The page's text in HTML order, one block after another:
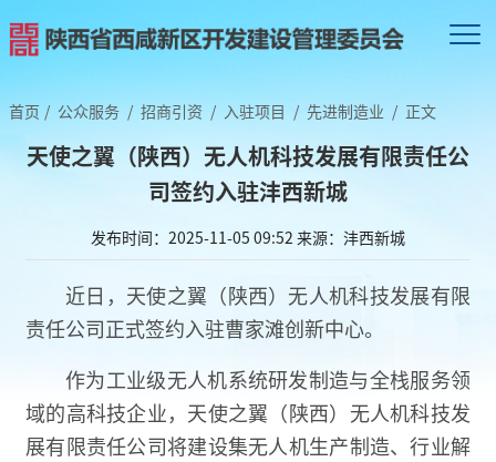
首页 / 公众服务 / 招商引资 / 入驻项目 / 先进制造业 / 正文
天使之翼（陕西）无人机科技发展有限责任公
司签约入驻沣西新城
发布时间：2025-11-05 09:52 来源：沣西新城
近日，天使之翼（陕西）无人机科技发展有限
责任公司正式签约入驻曹家滩创新中心。
作为工业级无人机系统研发制造与全栈服务领
域的高科技企业，天使之翼（陕西）无人机科技发
展有限责任公司将建设集无人机生产制造、行业解